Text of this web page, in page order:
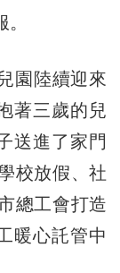
園陸續迎來
著三歲的兒
送進了家門
校放假、社
總工會打造
暖心託管中